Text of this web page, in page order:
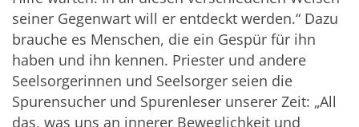
seiner Gegenwart will er entdeckt werden.“ Dazu
brauche es Menschen, die ein Gespür für ihn
haben und ihn kennen. Priester und andere
Seelsorgerinnen und Seelsorger seien die
Spurensucher und Spurenleser unserer Zeit: „All
das, was uns an innerer Beweglichkeit und